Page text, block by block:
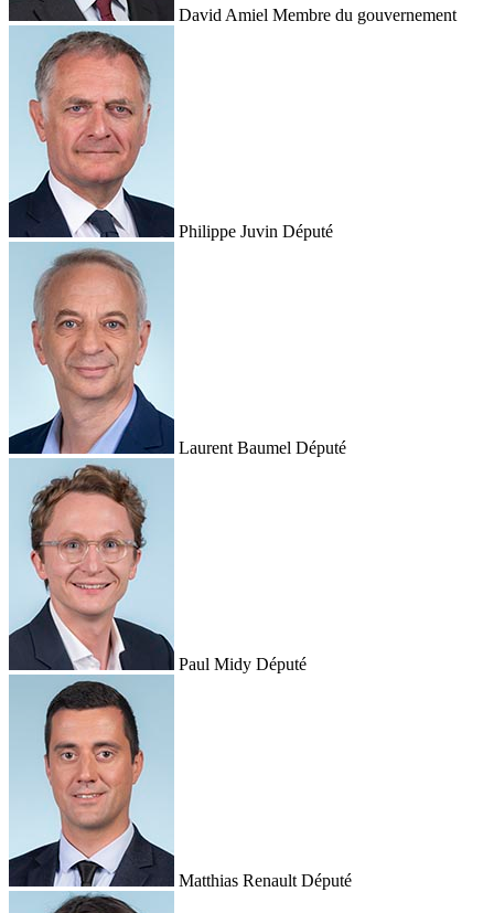
David Amiel Membre du gouvernement
Philippe Juvin Député
Laurent Baumel Député
Paul Midy Député
Matthias Renault Député